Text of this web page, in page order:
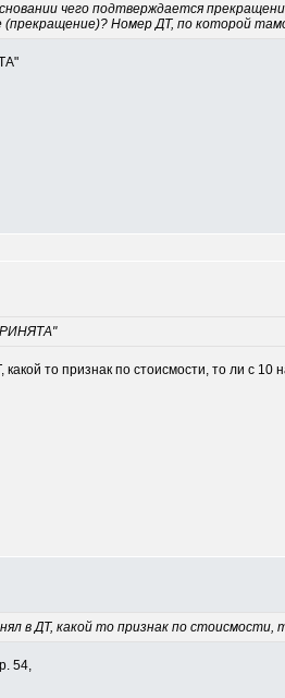
чего подтверждается
Номер ДТ, по которой
то признак по стоисмости, то ли с 10
в ДТ, какой то признак по стоисмости,
54,